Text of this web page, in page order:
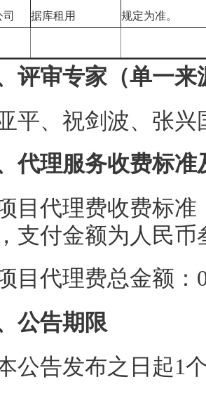
司
据库租用
规定为准。
评审专家（单一
平、祝剑波、张兴
代理服务收费标准
目代理费收费标
支付金额为人民币
目代理费总金额：
公告期限
公告发布之日起1